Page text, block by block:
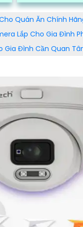
Quán Ăn Chính
Lắp Cho Gia Đình
Gia Đình Cần Quan